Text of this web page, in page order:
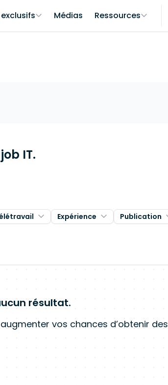
Médias Ressources
IT.
Expérience Publication
résultat.
vos chances d’obtenir des